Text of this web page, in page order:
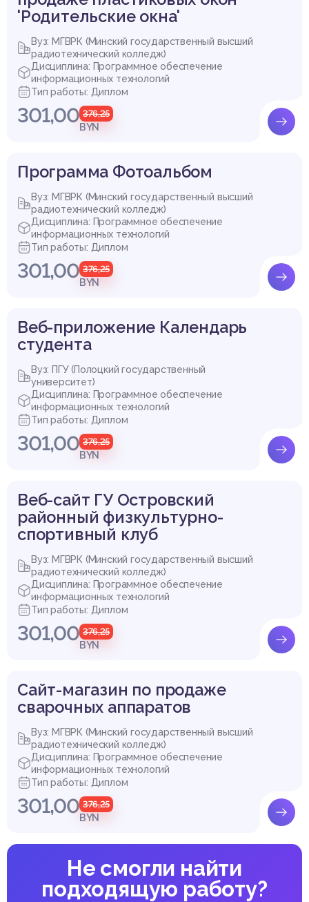
'Родительские окна'
Вуз: МГВРК (Минский государственный высший
радиотехнический колледж)
Дисциплина: Программное обеспечение
информационных технологий
Тип работы: Диплом
301,00 376,25
BYN
Программа Фотоальбом
Вуз: МГВРК (Минский государственный высший
радиотехнический колледж)
Дисциплина: Программное обеспечение
информационных технологий
Тип работы: Диплом
301,00 376,25
BYN
Веб-приложение Календарь
студента
Вуз: ПГУ (Полоцкий государственный
университет)
Дисциплина: Программное обеспечение
информационных технологий
Тип работы: Диплом
301,00 376,25
BYN
Веб-сайт ГУ Островский
районный физкультурно-
спортивный клуб
Вуз: МГВРК (Минский государственный высший
радиотехнический колледж)
Дисциплина: Программное обеспечение
информационных технологий
Тип работы: Диплом
301,00 376,25
BYN
Сайт-магазин по продаже
сварочных аппаратов
Вуз: МГВРК (Минский государственный высший
радиотехнический колледж)
Дисциплина: Программное обеспечение
информационных технологий
Тип работы: Диплом
301,00 376,25
BYN
Не смогли найти
подходящую работу?